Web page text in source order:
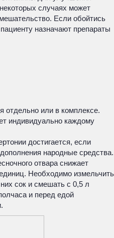
случаях может
Если обойтись
назначают препараты
отдельно или в комплексе.
индивидуально каждому
достигается, если
народные средства.
отвара снижает
Необходимо измельчить
сок и смешать с 0,5 л
и перед едой